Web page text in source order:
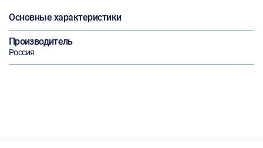
Основные характеристики
Производитель
Россия